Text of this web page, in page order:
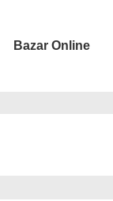
Bazar Online